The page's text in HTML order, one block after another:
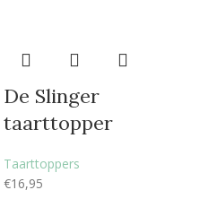
De Slinger
taarttopper
Taarttoppers
€16,95